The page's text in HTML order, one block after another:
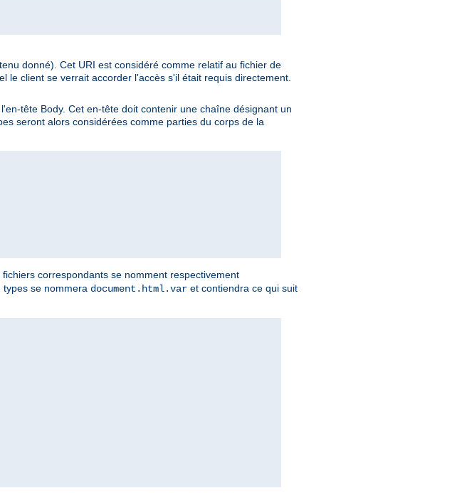
donné). Cet URI est considéré comme relatif au fichier de
client se verrait accorder l'accès s'il était requis directement.
tête Body. Cet en-tête doit contenir une chaîne désignant un
seront alors considérées comme parties du corps de la
correspondants se nomment respectivement
types se nommera document.html.var et contiendra ce qui suit